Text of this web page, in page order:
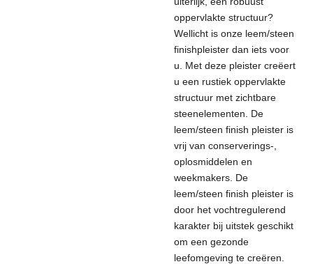
oppervlakte structuur?
Wellicht is onze leem/steen
finishpleister dan iets voor
u. Met deze pleister creëert
u een rustiek oppervlakte
structuur met zichtbare
steenelementen. De
leem/steen finish pleister is
vrij van conserverings-,
oplosmiddelen en
weekmakers. De
leem/steen finish pleister is
door het vochtregulerend
karakter bij uitstek geschikt
om een gezonde
leefomgeving te creëren.